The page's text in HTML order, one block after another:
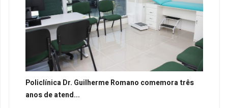
Policlínica Dr. Guilherme Romano comemora três
anos de atend...